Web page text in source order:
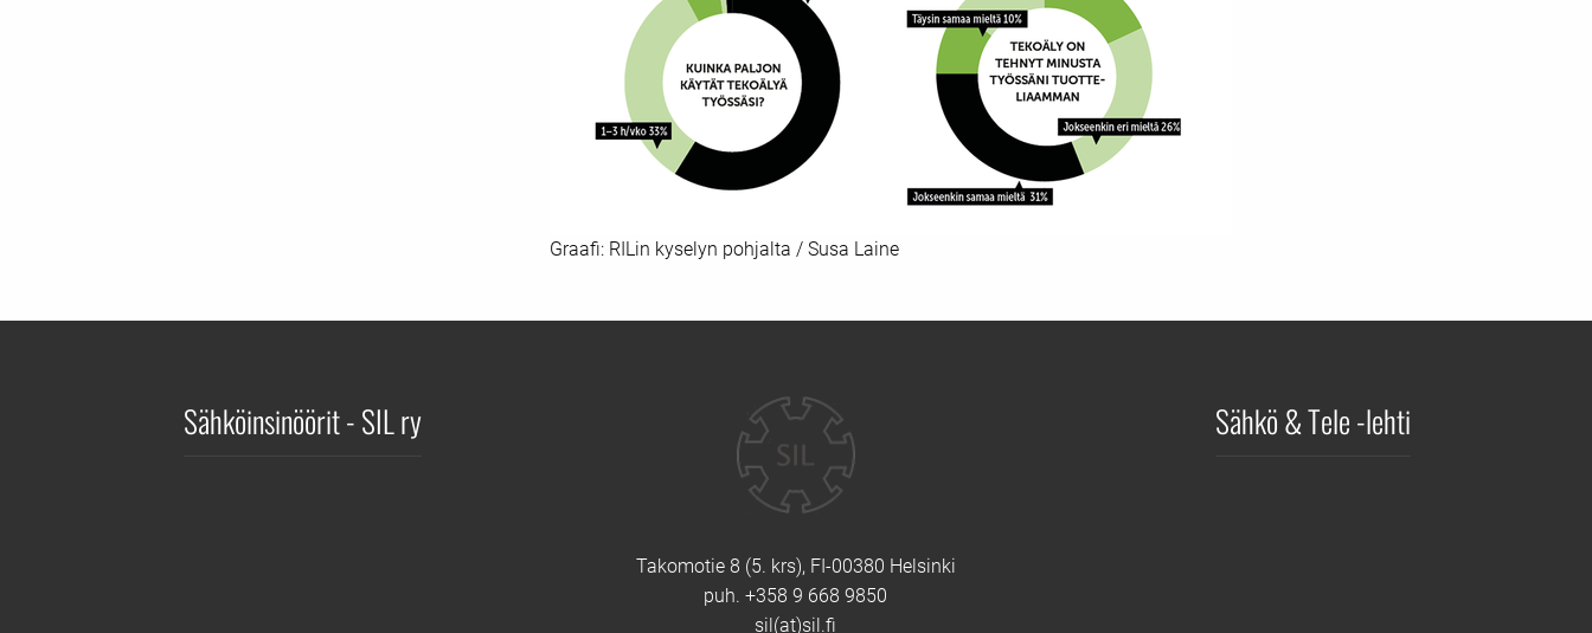
Graafi: RILin kyselyn pohjalta / Susa Laine
Sähköinsinöörit - SIL ry
Takomotie 8 (5. krs), FI-00380 Helsinki
puh. +358 9 668 9850
sil(at)sil.fi
Sähkö & Tele -lehti